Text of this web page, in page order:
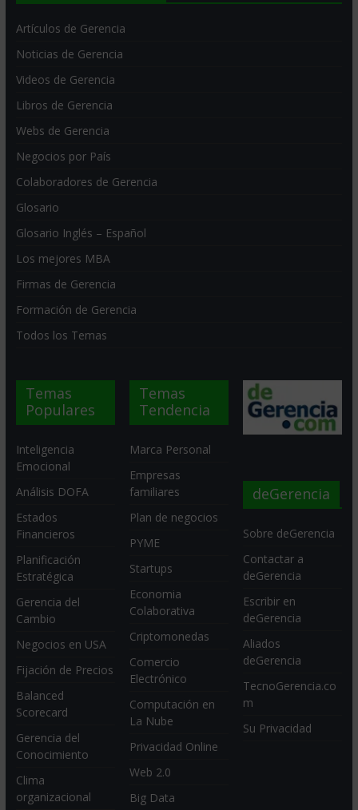
Artículos de Gerencia
Noticias de Gerencia
Videos de Gerencia
Libros de Gerencia
Webs de Gerencia
Negocios por País
Colaboradores de Gerencia
Glosario
Glosario Inglés – Español
Los mejores MBA
Firmas de Gerencia
Formación de Gerencia
Todos los Temas
Temas
Populares
Inteligencia
Emocional
Análisis DOFA
Estados
Financieros
Planificación
Estratégica
Gerencia del
Cambio
Negocios en USA
Fijación de Precios
Balanced
Scorecard
Gerencia del
Conocimiento
Clima
organizacional
Temas
Tendencia
Marca Personal
Empresas
familiares
Plan de negocios
PYME
Startups
Economia
Colaborativa
Criptomonedas
Comercio
Electrónico
Computación en
La Nube
Privacidad Online
Web 2.0
Big Data
deGerencia
Sobre deGerencia
Contactar a
deGerencia
Escribir en
deGerencia
Aliados
deGerencia
TecnoGerencia.co
m
Su Privacidad